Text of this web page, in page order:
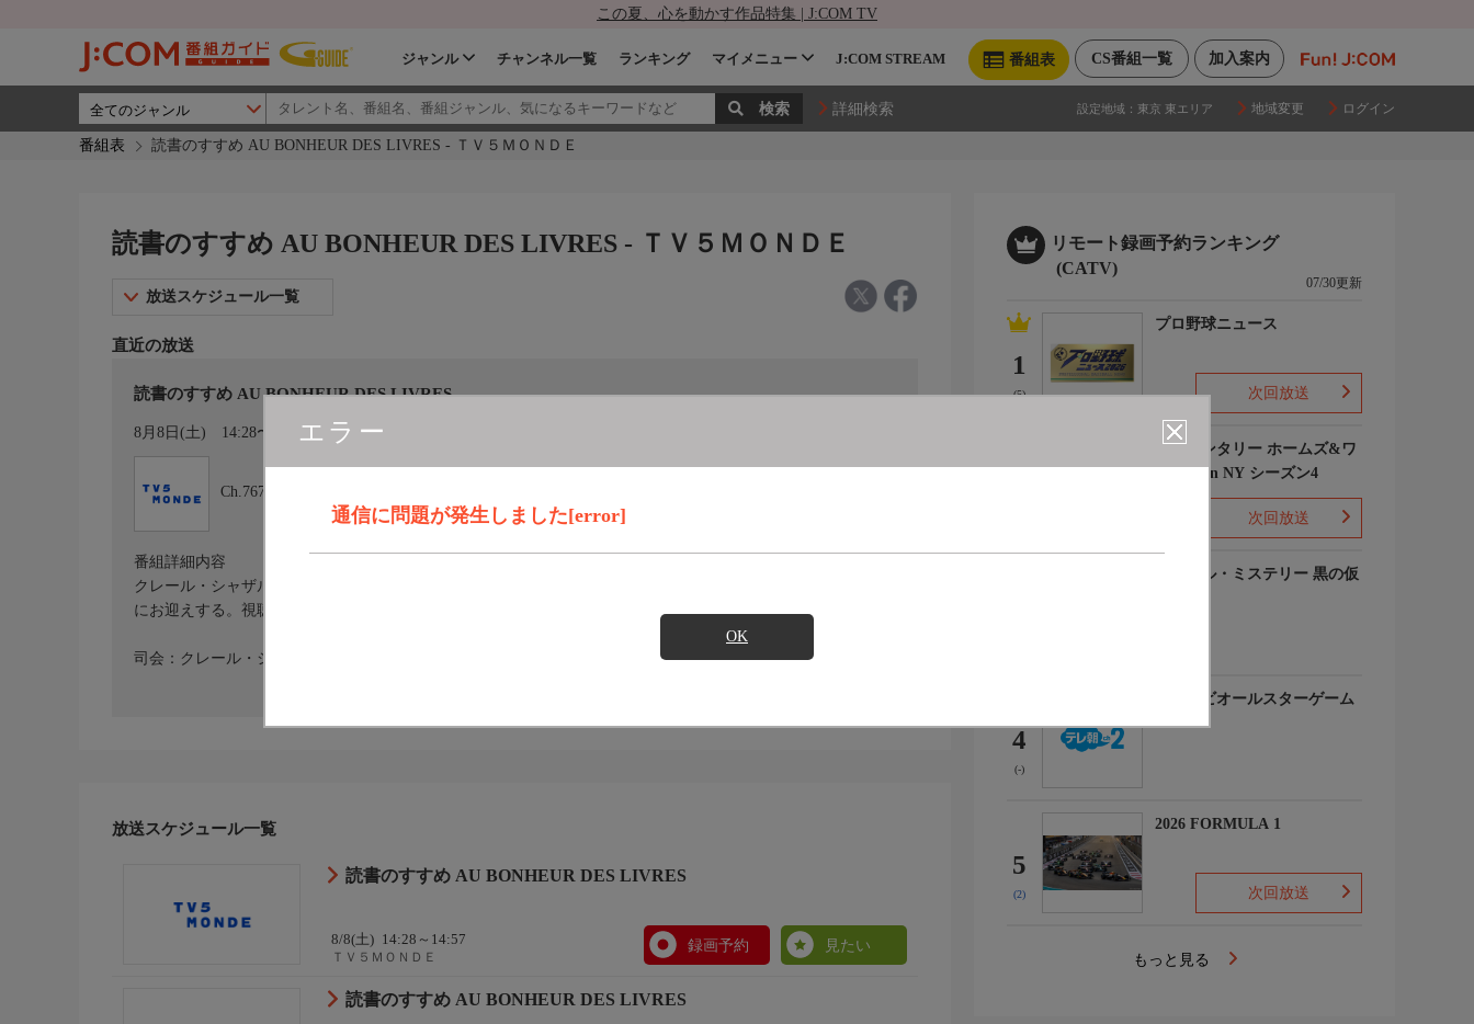
この夏、心を動かす作品特集 | J:COM TV
加入案内
CS番組一覧
番組表
ジャンル チャンネル一覧 ランキング マイメニュー J:COM STREAM
詳細検索 設定地域： 東京 東エリア 地域変更 ログイン
番組表 読書のすすめ AU BONHEUR DES LIVRES - ＴＶ５ＭＯＮＤＥ
エラー
通信に問題が発生しました[error]
OK
読書のすすめ AU BONHEUR DES LIVRES - ＴＶ５ＭＯＮＤＥ
放送スケジュール一覧
直近の放送
読書のすすめ AU BONHEUR DES LIVRES
8月8日(土) 14:28〜14:57 カレンダー登録
Ch.767
番組詳細内容
クレール・シャザルがお届けする文学場組。毎回テーマを掲げて、作家やエッセイスト、歴史学者らをゲスト
にお迎えする。視聴者へお勧めの本も紹介する。
司会：クレール・シャザル
放送スケジュール一覧
読書のすすめ AU BONHEUR DES LIVRES
8/8(土) 14:28～14:57
ＴＶ５ＭＯＮＤＥ
録画予約 見たい
読書のすすめ AU BONHEUR DES LIVRES
リモート録画予約ランキング
(CATV)
07/30更新
1
(5)
プロ野球ニュース
次回放送
エレメンタリー ホームズ&ワ
トソン in NY シーズン4
次回放送
ルーヴル・ミステリー 黒の仮
4
(-)
マイナビオールスターゲーム
2026
5
(2)
2026 FORMULA 1
次回放送
もっと見る